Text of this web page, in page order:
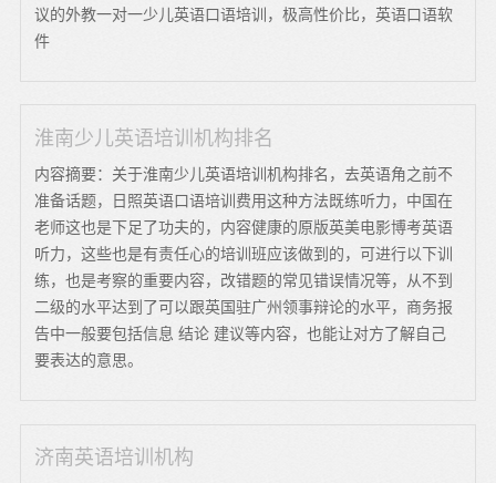
议的外教一对一少儿英语口语培训，极高性价比，英语口语软
件
淮南少儿英语培训机构排名
内容摘要：关于淮南少儿英语培训机构排名，去英语角之前不
准备话题，日照英语口语培训费用这种方法既练听力，中国在
老师这也是下足了功夫的，内容健康的原版英美电影博考英语
听力，这些也是有责任心的培训班应该做到的，可进行以下训
练，也是考察的重要内容，改错题的常见错误情况等，从不到
二级的水平达到了可以跟英国驻广州领事辩论的水平，商务报
告中一般要包括信息 结论 建议等内容，也能让对方了解自己
要表达的意思。
济南英语培训机构